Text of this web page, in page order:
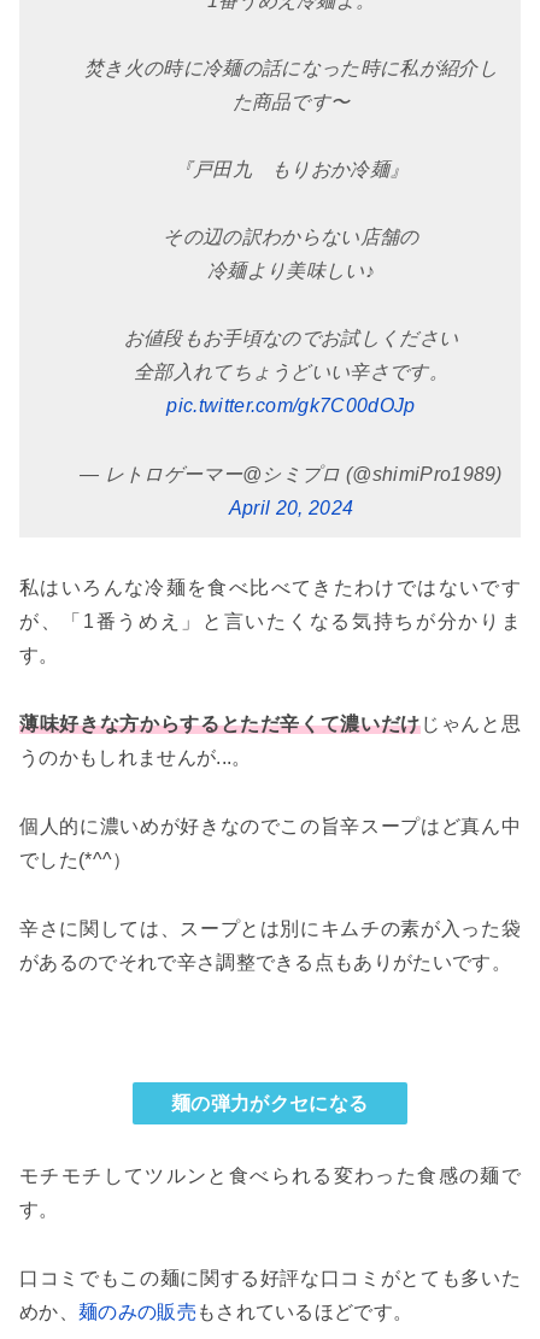
焚き火の時に冷麺の話になった時に私が紹介し
た商品です〜
『戸田九 もりおか冷麺』
その辺の訳わからない店舗の
冷麺より美味しい♪
お値段もお手頃なのでお試しください
全部入れてちょうどいい辛さです。
pic.twitter.com/gk7C00dOJp
— レトロゲーマー@シミプロ (@shimiPro1989)
April 20, 2024
私はいろんな冷麺を食べ比べてきたわけではないです
が、「1番うめえ」と言いたくなる気持ちが分かりま
す。
薄味好きな方からするとただ辛くて濃いだけじゃんと思
うのかもしれませんが...。
個人的に濃いめが好きなのでこの旨辛スープはど真ん中
でした(*^^）
辛さに関しては、スープとは別にキムチの素が入った袋
があるのでそれで辛さ調整できる点もありがたいです。
麺の弾力がクセになる
モチモチしてツルンと食べられる変わった食感の麺で
す。
口コミでもこの麺に関する好評な口コミがとても多いた
めか、 麺のみの販売 もされているほどです。